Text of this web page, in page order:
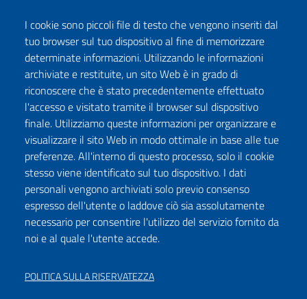
Seguici su:
FacebookTwitter InstagramYoutubeTikTok Podcast
ISCRIVITI ALLA NEWSLETTER
DICHIARAZIONE DI ACCESSIBILITÀ
PRIVACY POLICY
I cookie sono piccoli file di testo che vengono inseriti dal
tuo browser sul tuo dispositivo al fine di memorizzare
determinate informazioni. Utilizzando le informazioni
archiviate e restituite, un sito Web è in grado di
riconoscere che è stato precedentemente effettuato
l'accesso e visitato tramite il browser sul dispositivo
finale. Utilizziamo queste informazioni per organizzare e
visualizzare il sito Web in modo ottimale in base alle tue
preferenze. All'interno di questo processo, solo il cookie
stesso viene identificato sul tuo dispositivo. I dati
personali vengono archiviati solo previo consenso
espresso dell'utente o laddove ciò sia assolutamente
necessario per consentire l'utilizzo del servizio fornito da
noi e al quale l'utente accede.
POLITICA SULLA RISERVATEZZA